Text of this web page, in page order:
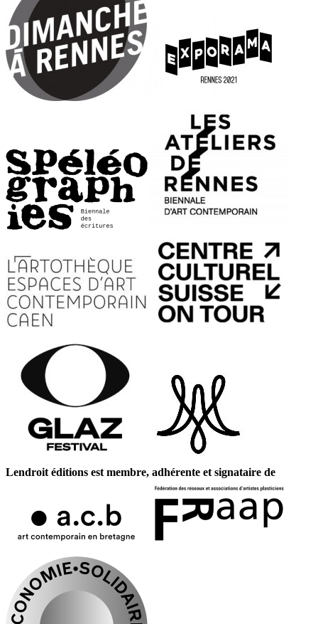
Lendroit éditions est membre, adhérente et signataire de